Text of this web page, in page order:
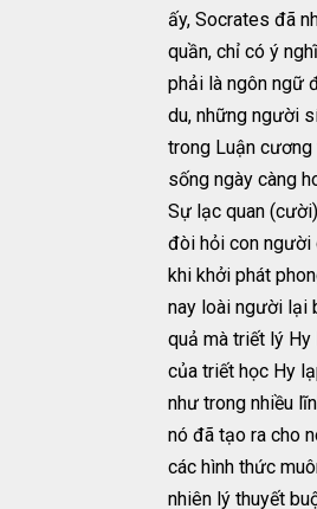
ấy, Socrates đã
quần, chỉ có ý
phải là ngôn ngữ
du, những người
trong Luận cương
sống ngày càng
Sự lạc quan
đòi hỏi con người
khi khởi phát
nay loài người lại
quả mà triết lý
của triết học Hy
như trong nhiều
nó đã tạo ra cho
các hình thức
nhiên lý thuyết